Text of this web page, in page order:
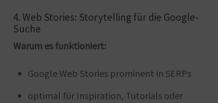
4. Web Stories: Storytelling für die Google-
Suche
Warum es funktioniert:
Google Web Stories prominent in SERPs
optimal für Inspiration, Tutorials oder